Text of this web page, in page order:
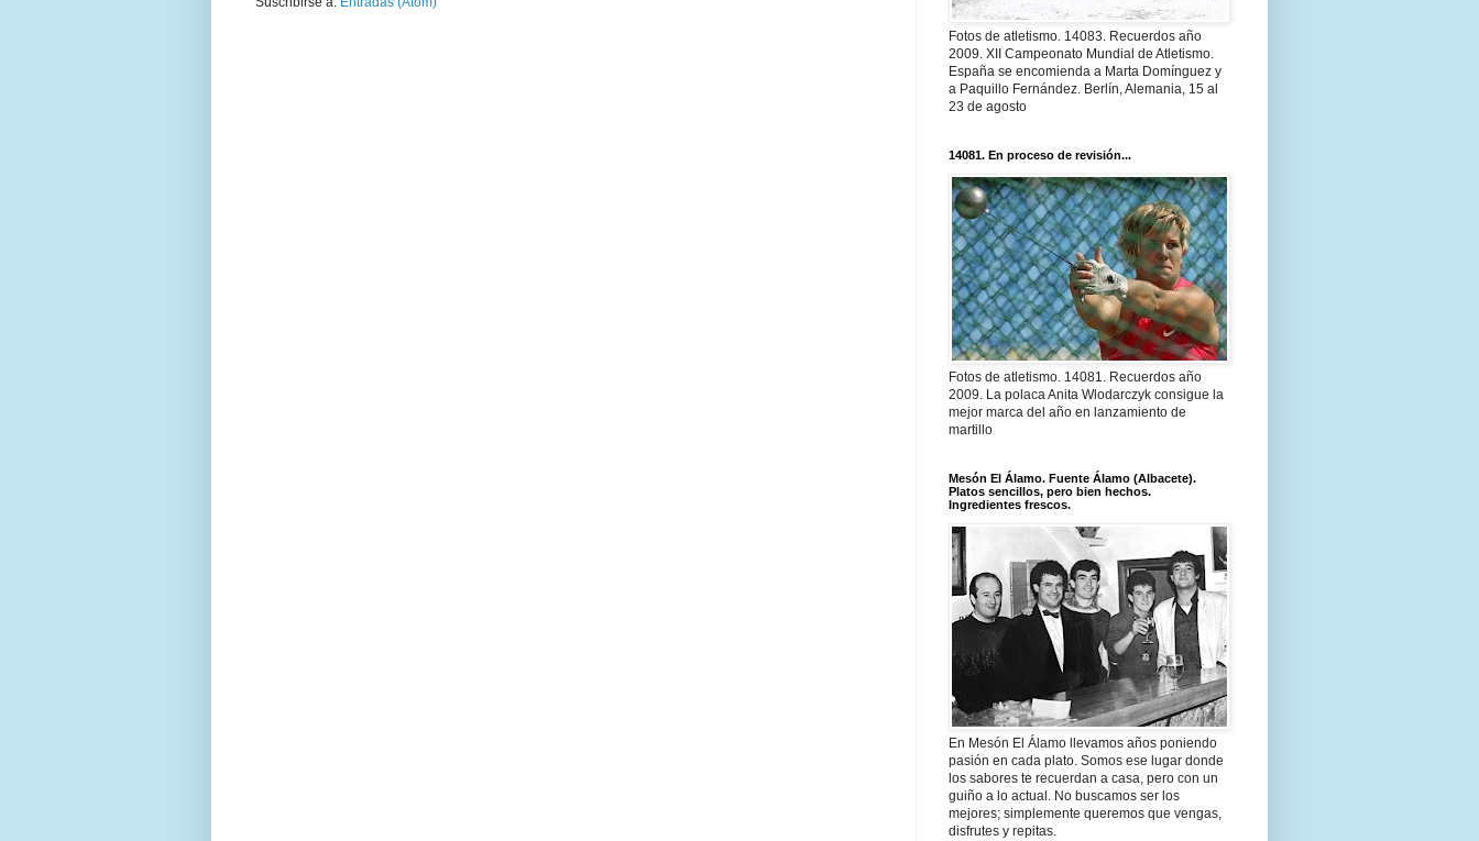
Fotos de atletismo. 14083. Recuerdos año
2009. XII Campeonato Mundial de Atletismo.
España se encomienda a Marta Domínguez y
a Paquillo Fernández. Berlín, Alemania, 15 al
23 de agosto
14081. En proceso de revisión...
Fotos de atletismo. 14081. Recuerdos año
2009. La polaca Anita Wlodarczyk consigue la
mejor marca del año en lanzamiento de
martillo
Mesón El Álamo. Fuente Álamo (Albacete).
Platos sencillos, pero bien hechos.
Ingredientes frescos.
En Mesón El Álamo llevamos años poniendo
pasión en cada plato. Somos ese lugar donde
los sabores te recuerdan a casa, pero con un
guiño a lo actual. No buscamos ser los
mejores; simplemente queremos que vengas,
disfrutes y repitas.